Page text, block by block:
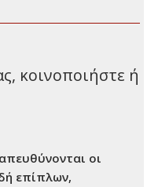
κοινοποιήστε ή
οι
επίπλων,